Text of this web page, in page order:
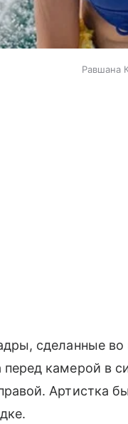
Равшана
сделанные
перед камерой в
Артистка